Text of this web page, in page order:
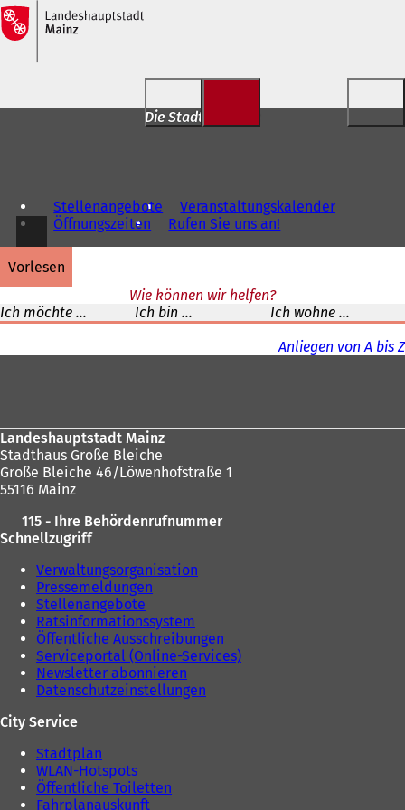
Inhalt anspringen
Die Stadt für Dich
Stellenangebote
Veranstaltungskalender
Öffnungszeiten
Rufen Sie uns an!
vorlesen
Wie können wir helfen?
Ich möchte ...
Ich bin ...
Ich wohne ...
Anliegen von A bis Z
Landeshauptstadt Mainz
Stadthaus Große Bleiche
Große Bleiche 46/Löwenhofstraße 1
55116 Mainz
115 - Ihre Behördenrufnummer
Schnellzugriff
Verwaltungsorganisation
Pressemeldungen
Stellenangebote
Ratsinformationssystem
Öffentliche Ausschreibungen
Serviceportal (Online-Services)
Newsletter abonnieren
Datenschutzeinstellungen
City Service
Stadtplan
WLAN-Hotspots
Öffentliche Toiletten
Fahrplanauskunft